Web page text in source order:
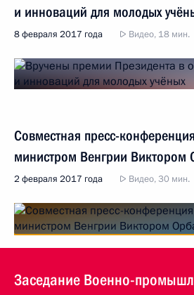
и инноваций для молодых
8 февраля 2017 года Видео, 18 мин.
Совместная пресс-
министром Венгрии Виктором
2 февраля 2017 года Видео, 30 мин.
Заседание Военно-